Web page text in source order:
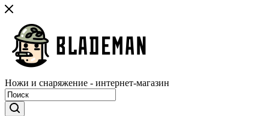
Ножи и снаряжение - интернет-магазин